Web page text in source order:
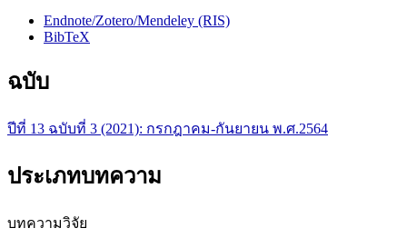
Endnote/Zotero/Mendeley (RIS)
BibTeX
ฉบับ
ปีที่ 13 ฉบับที่ 3 (2021): กรกฎาคม-กันยายน พ.ศ.2564
ประเภทบทความ
บทความวิจัย